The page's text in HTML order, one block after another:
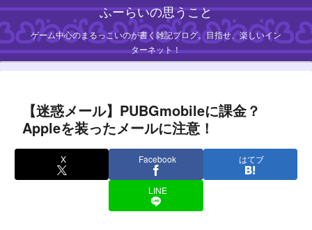
ふーらいの思うこと
ゲーム中心のまるっこいのが書く雑記ブログ。目指せ、楽しいイン
ターネット！
【迷惑メール】PUBGmobileに課金？
Appleを装ったメールに注意！
X Facebook はてブ
LINE